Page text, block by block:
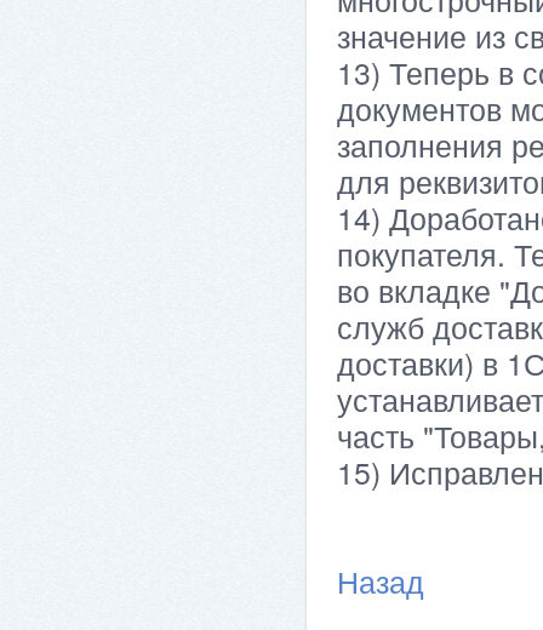
значение из
13) Теперь в
документов
заполнения
для
14)
покупателя.
во вкладке
служб
доставки) в
часть
15)
Назад